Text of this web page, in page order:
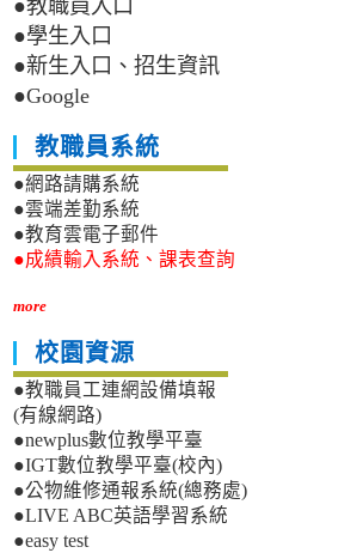
●教職員入口
●學生入口
●新生入口、招生資訊
●Google
教職員系統
●網路請購系統
●雲端差勤系統
●教育雲電子郵件
●成績輸入系統、課表查詢
more
校園資源
●教職員工連網設備填報
(有線網路)
●newplus數位教學平臺
●IGT數位教學平臺(校內)
●公物維修通報系統(總務處)
●LIVE ABC英語學習系統
●easy test